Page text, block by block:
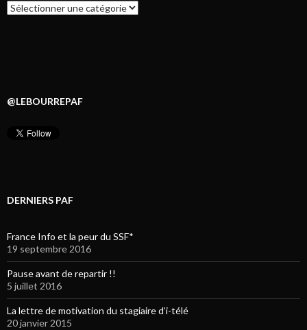
Catégories
@LEBOURREPAF
DERNIERS PAF
France Info et la peur du SSF*
19 septembre 2016
Pause avant de repartir !!
5 juillet 2016
La lettre de motivation du stagiaire d’i-télé
20 janvier 2015